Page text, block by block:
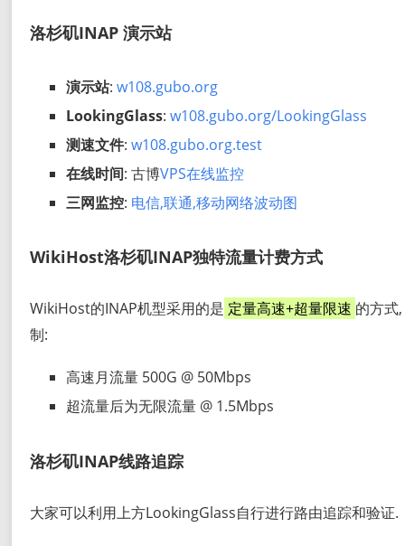
洛杉矶INAP 演示站
演示站:w108.gubo.org
LookingGlass:w108.gubo.org/LookingGlass
测速文件:w108.gubo.org.test
在线时间: 古博VPS在线监控
三网监控: 电信,联通,移动网络波动图
WikiHost洛杉矶INAP独特流量计费方式
WikiHost的INAP机型采用的是 定量高速+超量限速 的方式
制:
高速月流量 500G @ 50Mbps
超流量后为无限流量 @ 1.5Mbps
洛杉矶INAP线路追踪
大家可以利用上方LookingGlass自行进行路由追踪和验证.